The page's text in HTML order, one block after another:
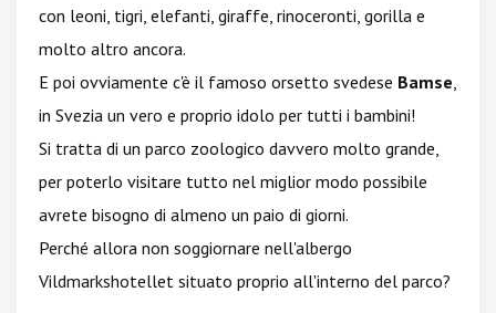
con leoni, tigri, elefanti, giraffe, rinoceronti, gorilla e
molto altro ancora.
E poi ovviamente c'è il famoso orsetto svedese Bamse,
in Svezia un vero e proprio idolo per tutti i bambini!
Si tratta di un parco zoologico davvero molto grande,
per poterlo visitare tutto nel miglior modo possibile
avrete bisogno di almeno un paio di giorni.
Perché allora non soggiornare nell'albergo
Vildmarkshotellet situato proprio all'interno del parco?